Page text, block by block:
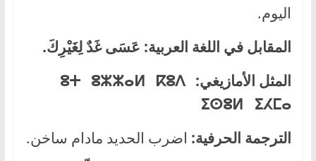
اليوم.
المقابل في اللغة العربية: عَسَى غَدٌ لِغَيْرِكَ.
المثل الأمازيغي: ⵓⵜ ⵓⵣⵣⴰⵍ ⴽⵓⴷ
ⵉⵙⵓⵍ ⵉⵃⵎⴰ
الترجمة الحرفية: اضرب الحديد مادام ساخن.